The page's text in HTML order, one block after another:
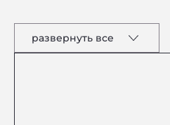
развернуть все